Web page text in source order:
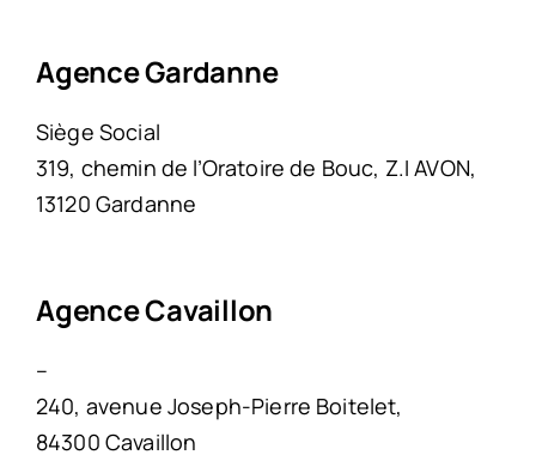
Agence Gardanne
Siège Social
319, chemin de l’Oratoire de Bouc, Z.I AVON,
13120 Gardanne
Agence Cavaillon
–
240, avenue Joseph-Pierre Boitelet,
84300 Cavaillon